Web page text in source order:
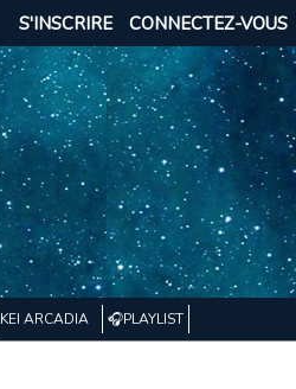
CONNECTEZ-VOUS
S'INSCRIRE
KEI ARCADIA 🎧PLAYLIST